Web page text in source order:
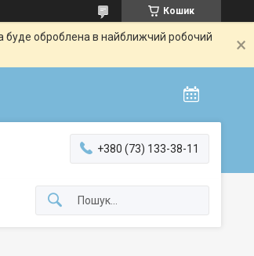
Кошик
буде оброблена в найближчий робочий
+380 (73) 133-38-11